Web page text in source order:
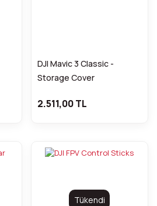
DJI Mavic 3 Classic -
Storage Cover
2.511,00 TL
Tükendi